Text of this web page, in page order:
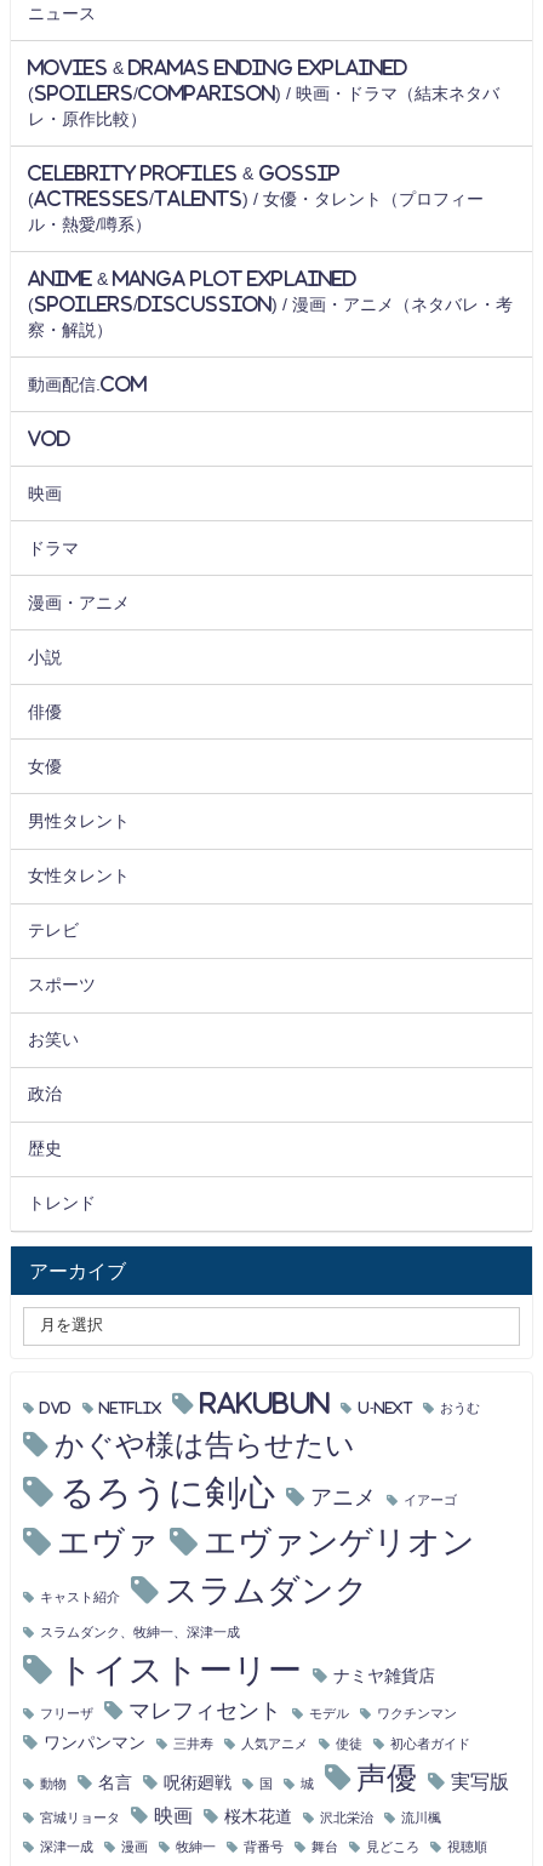
ニュース
Movies & Dramas Ending Explained
(Spoilers/Comparison) / 映画・ドラマ（結末ネタバ
レ・原作比較）
Celebrity Profiles & Gossip
(Actresses/Talents) / 女優・タレント（プロフィー
ル・熱愛/噂系）
Anime & Manga Plot Explained
(Spoilers/Discussion) / 漫画・アニメ（ネタバレ・考
察・解説）
動画配信.com
VOD
映画
ドラマ
漫画・アニメ
小説
俳優
女優
男性タレント
女性タレント
テレビ
スポーツ
お笑い
政治
歴史
トレンド
アーカイブ
DVD Netflix RAKUBUN U-NEXT おうむ
かぐや様は告らせたい
るろうに剣心 アニメ イアーゴ
エヴァ エヴァンゲリオン
キャスト紹介 スラムダンク
スラムダンク、牧紳一、深津一成
トイストーリー ナミヤ雑貨店
フリーザ マレフィセント モデル ワクチンマン
ワンパンマン 三井寿 人気アニメ 使徒 初心者ガイド
動物 名言 呪術廻戦 国 城 声優 実写版
宮城リョータ 映画 桜木花道 沢北栄治 流川楓
深津一成 漫画 牧紳一 背番号 舞台 見どころ 視聴順